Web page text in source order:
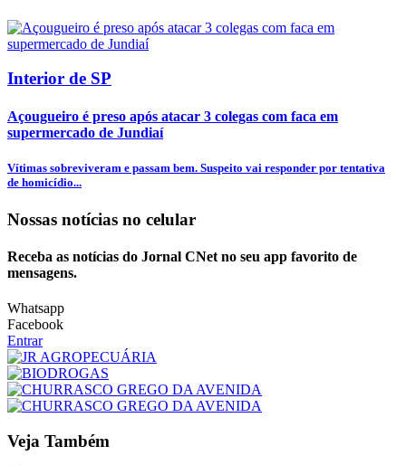
Interior de SP
Açougueiro é preso após atacar 3 colegas com faca em
supermercado de Jundiaí
Vítimas sobreviveram e passam bem. Suspeito vai responder por tentativa
de homicídio...
Nossas notícias no celular
Receba as notícias do Jornal CNet no seu app favorito de
mensagens.
Whatsapp
Facebook
Entrar
Veja Também